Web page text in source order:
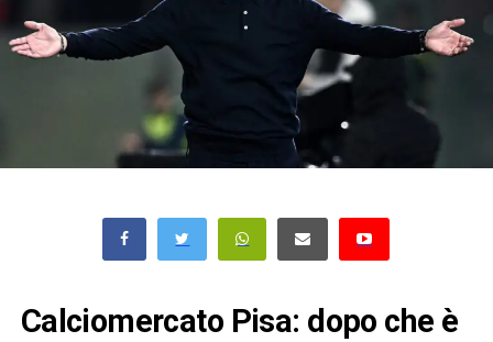
Calciomercato Pisa: dopo che è